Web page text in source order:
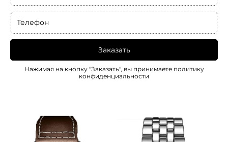
Телефон
Заказать
Нажимая на кнопку "Заказать", вы принимаете политику
конфиденциальности